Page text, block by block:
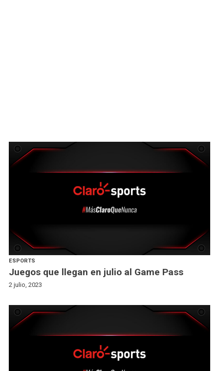
ESPORTS
Juegos que llegan en julio al Game Pass
2 julio, 2023